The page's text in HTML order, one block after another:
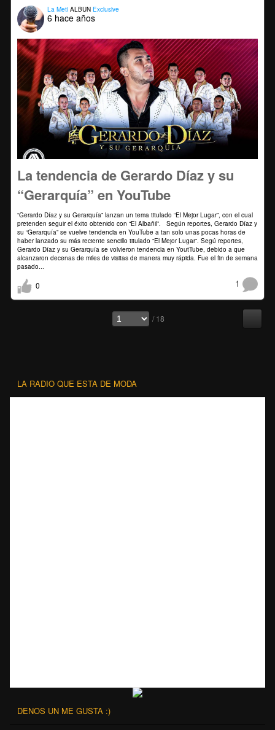
La Meti ALBUN Exclusive
6 hace años
La tendencia de Gerardo Díaz y su
“Gerarquía” en YouTube
“Gerardo Díaz y su Gerarquía” lanzan un tema titulado “El Mejor Lugar”, con el cual
pretenden seguir el éxito obtenido con “El Albañil”. Según reportes, Gerardo Díaz y
su “Gerarquía” se vuelve tendencia en YouTube a tan solo unas pocas horas de
haber lanzado su más reciente sencillo titulado “El Mejor Lugar”. Segú reportes,
Gerardo Díaz y su Gerarquía se volvieron tendencia en YoutTube, debido a que
alcanzaron decenas de miles de visitas de manera muy rápida. Fue el fin de semana
pasado...
0 1
/ 18
LA RADIO QUE ESTA DE MODA
DENOS UN ME GUSTA :)